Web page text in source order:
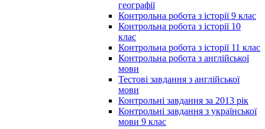
географії
Контрольна робота з історії 9 клас
Контрольна робота з історії 10
клас
Контрольна робота з історії 11 клас
Контрольна робота з англійської
мови
Тестові завдання з англійської
мови
Контрольні завдання за 2013 рік
Контрольні завдання з української
мови 9 клас